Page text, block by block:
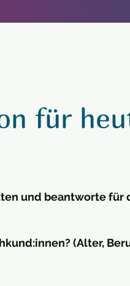
für
und beantworte für
(Alter,